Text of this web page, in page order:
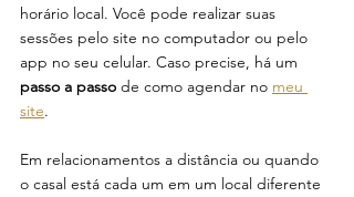
horário local. Você pode realizar suas
sessões pelo site no computador ou pelo
app no seu celular. Caso precise, há um
passo a passo de como agendar no meu
site.
Em relacionamentos a distância ou quando
o casal está cada um em um local diferente